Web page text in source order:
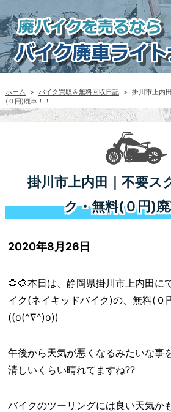
ホーム > バイク買取＆無料回収日記 > 掛川市上内
(０円)廃車！！
掛川市上内田｜不要ス
ク・無料(０円)
2020年8月26日
🌻🌻本日は、静岡県掛川市上内田に
イク(ネイキッドバイク)の、無料(０
((o(^∇^)o))
午後から天気が悪くなるみたいな事
清しいくらい晴れてますね??
バイクのツーリングには良い天気か